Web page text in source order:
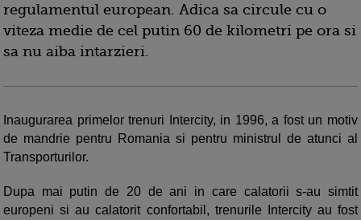
regulamentul european. Adica sa circule cu o
viteza medie de cel putin 60 de kilometri pe ora si
sa nu aiba intarzieri.
Inaugurarea primelor trenuri Intercity, in 1996, a fost un motiv
de mandrie pentru Romania si pentru ministrul de atunci al
Transporturilor.
Dupa mai putin de 20 de ani in care calatorii s-au simtit
europeni si au calatorit confortabil, trenurile Intercity au fost